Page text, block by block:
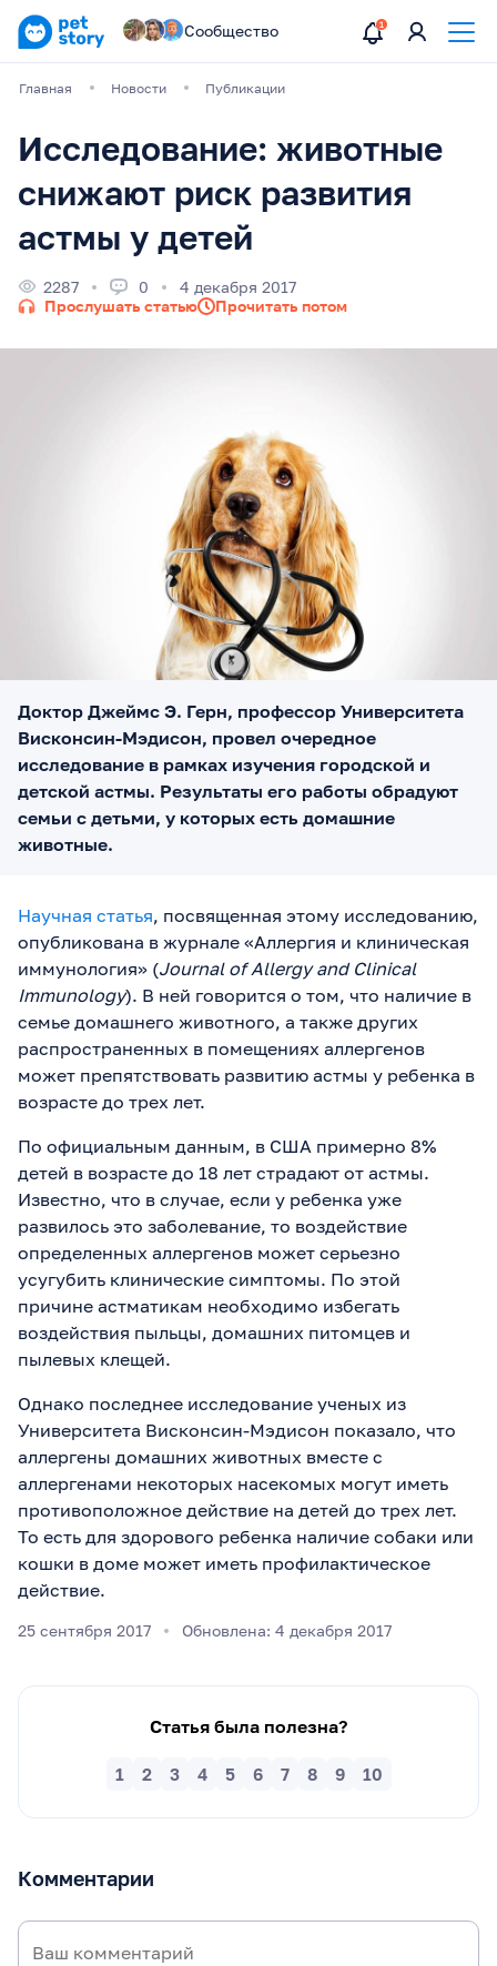
Сообщество
Главная Новости Публикации
Исследование: животные
снижают риск развития
астмы у детей
2287 0
4 декабря 2017
Прослушать статью
Прочитать потом
Доктор Джеймс Э. Герн, профессор Университета
Висконсин-Мэдисон, провел очередное
исследование в рамках изучения городской и
детской астмы. Результаты его работы обрадуют
семьи с детьми, у которых есть домашние
животные.
Научная статья, посвященная этому исследованию,
опубликована в журнале «Аллергия и клиническая
иммунология» (Journal of Allergy and Clinical
Immunology). В ней говорится о том, что наличие в
семье домашнего животного, а также других
распространенных в помещениях аллергенов
может препятствовать развитию астмы у ребенка в
возрасте до трех лет.
По официальным данным, в США примерно 8%
детей в возрасте до 18 лет страдают от астмы.
Известно, что в случае, если у ребенка уже
развилось это заболевание, то воздействие
определенных аллергенов может серьезно
усугубить клинические симптомы. По этой
причине астматикам необходимо избегать
воздействия пыльцы, домашних питомцев и
пылевых клещей.
Однако последнее исследование ученых из
Университета Висконсин-Мэдисон показало, что
аллергены домашних животных вместе с
аллергенами некоторых насекомых могут иметь
противоположное действие на детей до трех лет.
То есть для здорового ребенка наличие собаки или
кошки в доме может иметь профилактическое
действие.
25 сентября 2017 Обновлена: 4 декабря 2017
Статья была полезна?
10
9
8
7
6
5
4
3
2
1
Комментарии